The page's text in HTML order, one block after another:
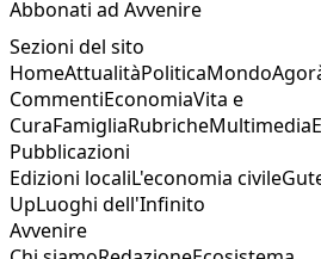
Abbonati ad Avvenire
Sezioni del sito
HomeAttualitàPoliticaMondo
CommentiEconomiaVita e
CuraFamigliaRubricheMultimedia
Pubblicazioni
Edizioni localiL'economia civile
UpLuoghi dell'Infinito
Avvenire